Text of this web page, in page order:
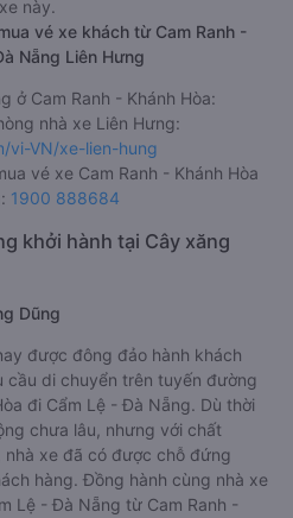
này.
vé xe khách từ Cam Ranh -
Nẵng Liên Hưng
ở Cam Ranh - Khánh Hòa:
nhà xe Liên Hưng:
vi-VN/xe-lien-hung
vé xe Cam Ranh - Khánh Hòa
1900 888684
khởi hành tại Cây xăng
Dũng
được đông đảo hành khách
cầu di chuyển trên tuyến đường
đi Cẩm Lệ - Đà Nẵng. Dù thời
chưa lâu, nhưng với chất
xe đã có được chỗ đứng
hàng. Đồng hành cùng nhà xe
Lệ - Đà Nẵng từ Cam Ranh -